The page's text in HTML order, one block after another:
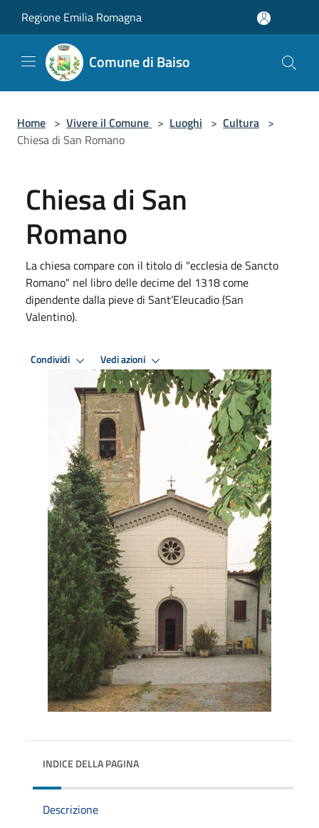
Regione Emilia Romagna
Comune di Baiso
Home > Vivere il Comune > Luoghi > Cultura >
Chiesa di San Romano
Chiesa di San
Romano
La chiesa compare con il titolo di "ecclesia de Sancto
Romano" nel libro delle decime del 1318 come
dipendente dalla pieve di Sant’Eleucadio (San
Valentino).
Condividi Vedi azioni
INDICE DELLA PAGINA
Descrizione